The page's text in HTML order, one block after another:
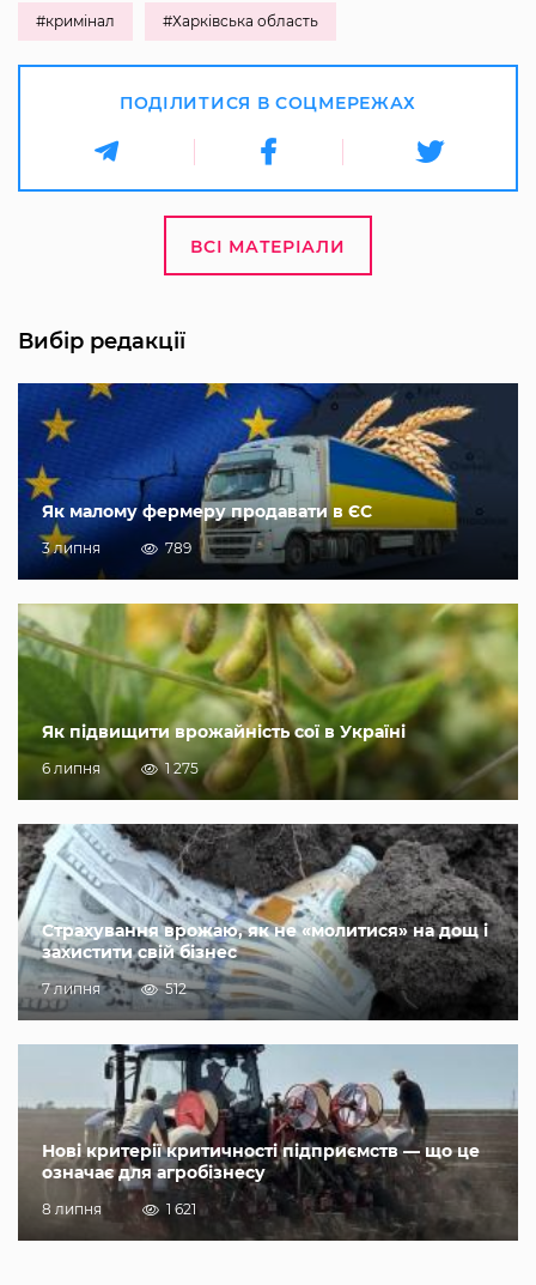
#кримінал #Харківська область
ПОДІЛИТИСЯ В СОЦМЕРЕЖАХ
ВСІ МАТЕРІАЛИ
Вибір редакції
Як малому фермеру продавати в ЄС
3 липня 789
Як підвищити врожайність сої в Україні
6 липня 1 275
Страхування врожаю, як не «молитися» на дощ і
захистити свій бізнес
7 липня 512
Нові критерії критичності підприємств — що це
означає для агробізнесу
8 липня 1 621